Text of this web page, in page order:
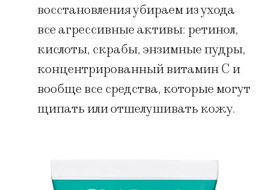
восстановления убираем из ухода
все агрессивные активы: ретинол,
кислоты, скрабы, энзимные пудры,
концентрированный витамин С и
вообще все средства, которые могут
щипать или отшелушивать кожу.